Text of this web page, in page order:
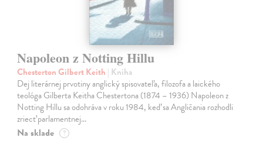
Napoleon z Notting Hillu
Chesterton Gilbert Keith | Kniha
Dej literárnej prvotiny anglický spisovateľa, filozofa a laického
teológa Gilberta Keitha Chestertona (1874 – 1936) Napoleon z
Notting Hillu sa odohráva v roku 1984, keď sa Angličania rozhodli
zriecť parlamentnej…
Na sklade ?